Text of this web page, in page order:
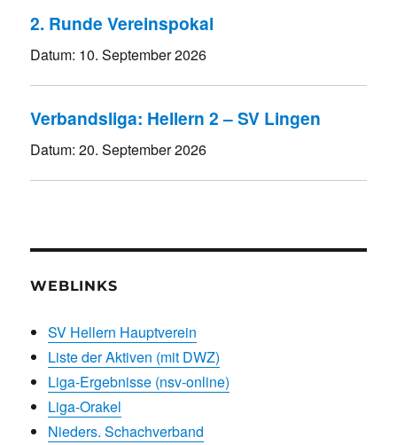
2. Runde Vereinspokal
Datum: 10. September 2026
Verbandsliga: Hellern 2 – SV Lingen
Datum:20. September 2026
WEBLINKS
SV Hellern Hauptverein
Liste der Aktiven (mit DWZ)
Liga-Ergebnisse (nsv-online)
Liga-Orakel
Nieders. Schachverband